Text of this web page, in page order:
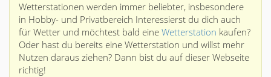
Wetterstationen werden immer beliebter, insbesondere
in Hobby- und Privatbereich Interessierst du dich auch
für Wetter und möchtest bald eine Wetterstation kaufen?
Oder hast du bereits eine Wetterstation und willst mehr
Nutzen daraus ziehen? Dann bist du auf dieser Webseite
richtig!